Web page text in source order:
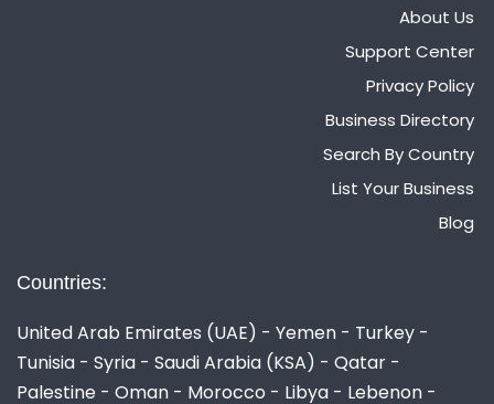
About Us
Support Center
Privacy Policy
Business Directory
Search By Country
List Your Business
Blog
Countries:
United Arab Emirates (UAE) - Yemen - Turkey -
Tunisia - Syria - Saudi Arabia (KSA) - Qatar -
Palestine - Oman - Morocco - Libya - Lebenon -